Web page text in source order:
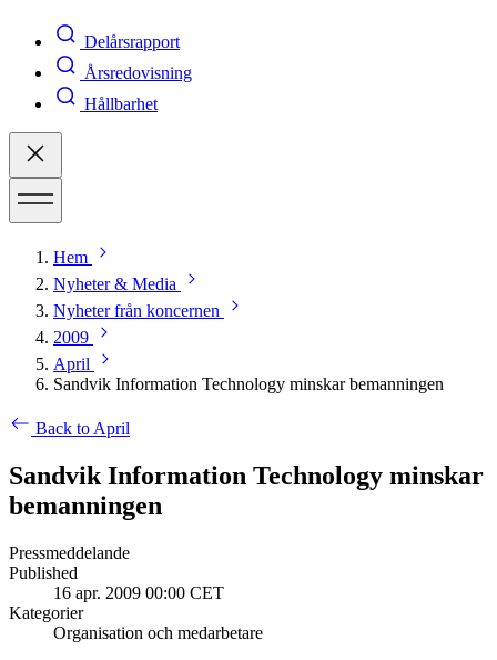
Delårsrapport
Årsredovisning
Hållbarhet
Hem
Nyheter & Media
Nyheter från koncernen
2009
April
Sandvik Information Technology minskar bemanningen
Back to April
Sandvik Information Technology minskar
bemanningen
Pressmeddelande
Published
16 apr. 2009 00:00 CET
Kategorier
Organisation och medarbetare